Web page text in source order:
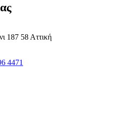
187 58 Αττική
4471